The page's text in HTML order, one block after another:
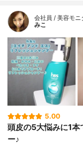
会社員 / 美容モニ
みこ
5.00
頭皮の5大悩みに1
ー♪